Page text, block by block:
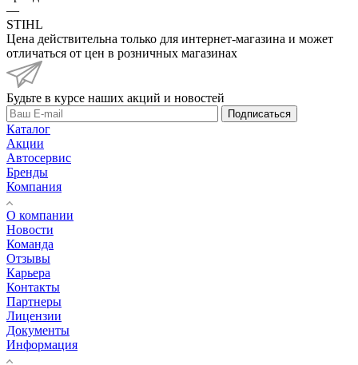
—
STIHL
Цена действительна только для интернет-магазина и может
отличаться от цен в розничных магазинах
Будьте в курсе наших акций и новостей
Подписаться
Каталог
Акции
Автосервис
Бренды
Компания
О компании
Новости
Команда
Отзывы
Карьера
Контакты
Партнеры
Лицензии
Документы
Информация